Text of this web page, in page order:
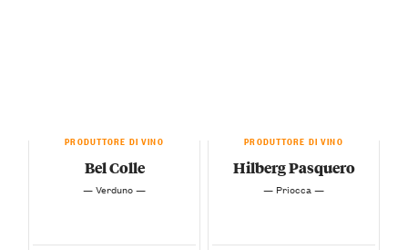
PRODUTTORE DI VINO
Bel Colle
— Verduno —
PRODUTTORE DI VINO
Hilberg Pasquero
— Priocca —